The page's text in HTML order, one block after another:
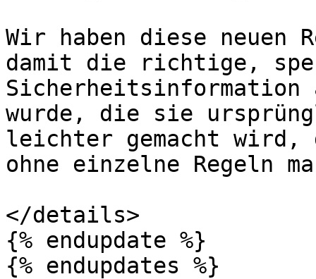
Wir haben diese
damit die richtige,
Sicherheitsinformation
wurde, die sie
leichter gemacht wird,
ohne einzelne Regeln
</details>
{% endupdate %}
{% endupdates %}